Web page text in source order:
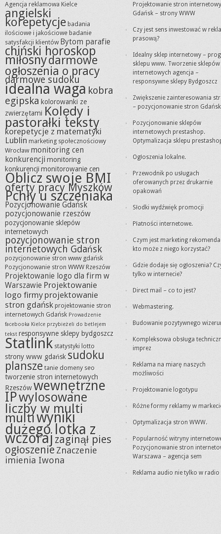
Agencja reklamowa Kielce
angielski
korepetycje badania
ilościowe i jakościowe badanie
satysfakcji klientów Bytom parafie
chiński horoskop
miłosnydarmowe
ogłoszenia o pracy
darmowe sudoku
idealna waga kobra
egipska kolorowanki ze
zwierzętami Kolędy i
pastorałki teksty
korepetycje z matematyki
Lublin marketing społecznościowy
Wrocław monitoring cen
konkurencjimonitoring
konkurencjimonitorowanie cen
Oblicz swoje BMI
oferty pracy Myszków
Pchły u szczeniaka
Pozycjonowanie Gdańsk
pozycjonowanie rzeszów
pozycjonowanie sklepów
internetowych
pozycjonowanie stron
internetowych Gdańsk
pozycjonowanie stron www gdańsk
Pozycjonowanie stron WWW Rzeszów
Projektowanie logo dla firm w
Warszawie Projektowanie
logo firmy projektowanie
stron gdańsk projektowanie stron
internetowych Gdańsk Prowadzenie
facebooka Kielce przybieżeli do betlejem
tekst responsywne sklepy bydgoszcz
Statlink statystyki lotto
strony www gdańsk sudoku
plansze tanie domeny seo
tworzenie stron internetowych
Rzeszówwewnętrzne
IPwylosowane
liczby w multi
multiwyniki
dużego lotka z
wczoraj zaginął pies
ogłoszenieZnaczenie
imienia Iwona
Projektowanie stron
Gdańsk – strony WWW
Czy jest sens inwestować w
prasową?
Idealny sklep internetowy –
sklepu www. Tworzenie sklepów
internetowych agencja –
responsywne sklepy Bydgoszcz
Zwiększenie zainteresowania
– pozycjonowanie stron Gdańsk
Pozycjonowanie sklepów
internetowych prestashop.
Optymalizacja sklepu
Ogłoszenia lokalne.
Przewodnik po usługach
oferowanych przez drukarnie
opakowań
Słodki wydźwięk promocji
Płatności internetowe.
Czym jest marketing
kto może z niego korzystać?
Gdzie dodaje się ogłoszenia?
tylko w internecie?
Direct mail – co to jest?
Webmastering.
Budowanie pozytywnego
Kompleksowa obsługa
imprez
Reklama na miarę naszych
możliwości
Projektowanie logotypu
Różne formy reklamy w
Optymalizacja stron WWW.
Popularność witryny
Pozycjonowanie stron
Warszawa – agencja sem
Reklama audio nie tylko w radio